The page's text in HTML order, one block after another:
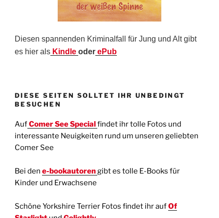
Diesen spannenden Kriminalfall für Jung und Alt gibt
es hier als Kindle oder ePub
DIESE SEITEN SOLLTET IHR UNBEDINGT
BESUCHEN
AufComer See Specialfindet ihr tolle Fotos und
interessante Neuigkeiten rund um unseren geliebten
Comer See
Bei den e-bookautorengibt es tolle E-Books für
Kinder und Erwachsene
Schöne Yorkshire Terrier Fotos findet ihr aufOf